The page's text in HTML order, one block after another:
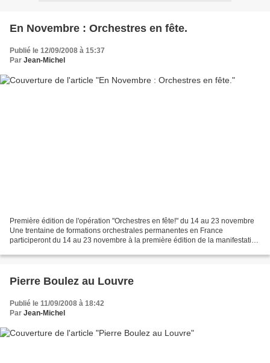
En Novembre : Orchestres en fête.
Publié le 12/09/2008 à 15:37
Par Jean-Michel
Première édition de l'opération "Orchestres en fête!" du 14 au 23 novembre
Une trentaine de formations orchestrales permanentes en France
participeront du 14 au 23 novembre à la première édition de la manifestation
Pierre Boulez au Louvre
Publié le 11/09/2008 à 18:42
Par Jean-Michel